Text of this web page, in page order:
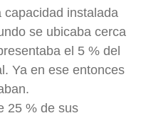
instalada
se ubicaba cerca
el 5 % del
Ya en ese entonces
25 % de sus